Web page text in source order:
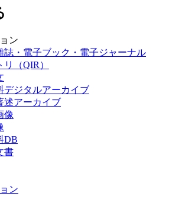
ン
誌・電子ブック・電子ジャーナル
リ（QIR）
デジタルアーカイブ
述アーカイブ
像
DB
書
ン